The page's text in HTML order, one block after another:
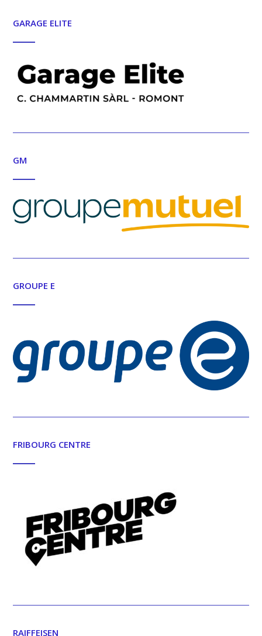
GARAGE ELITE
GM
GROUPE E
FRIBOURG CENTRE
RAIFFEISEN